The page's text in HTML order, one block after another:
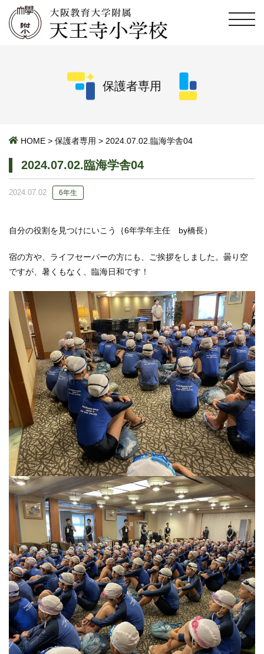
保護者専用
HOME > 保護者専用 > 2024.07.02.臨海学舎04
2024.07.02.臨海学舎04
2024.07.02 6年生
自分の役割を見つけにいこう｛6年学年主任 by橋長）
宿の方や、ライフセーバーの方にも、ご挨拶をしました。曇り空
ですが、暑くもなく、臨海日和です！